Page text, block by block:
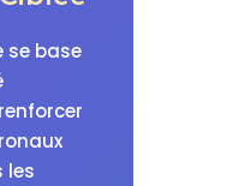
se base
les